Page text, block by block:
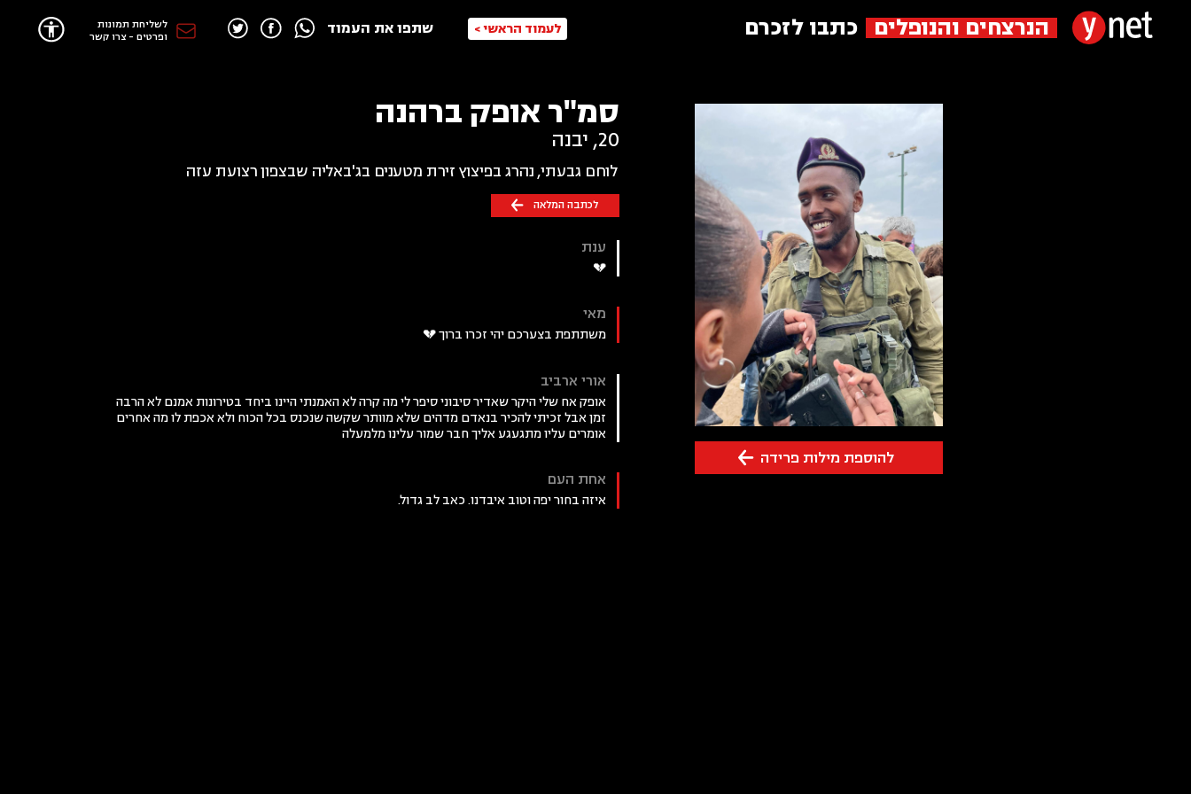
הנרצחים והנופלים כתבו לזכרם לעמוד הראשי > שתפו את העמוד
לשליחת תמונות
ופרטים - צרו קשר
להוספת מילות פרידה
סמ"ר אופק ברהנה
20
, יבנה
לוחם גבעתי, נהרג בפיצוץ זירת מטענים בג'באליה שבצפון רצועת עזה
לכתבה המלאה
ענת
💔
מאי
משתתפת בצערכם יהי זכרו ברוך 💔
‏אורי ארביב
‏אופק אח שלי היקר שאדיר סיבוני סיפר לי מה קרה לא האמנתי היינו ביחד בטירונות אמנם לא הרבה
זמן אבל זכיתי להכיר בנאדם מדהים שלא מוותר שקשה שנכנס בכל הכוח ולא אכפת לו מה אחרים
אומרים עליו ‏מתגעגע אליך חבר שמור עלינו מלמעלה
אחת העם
איזה בחור יפה וטוב איבדנו. כאב לב גדול.